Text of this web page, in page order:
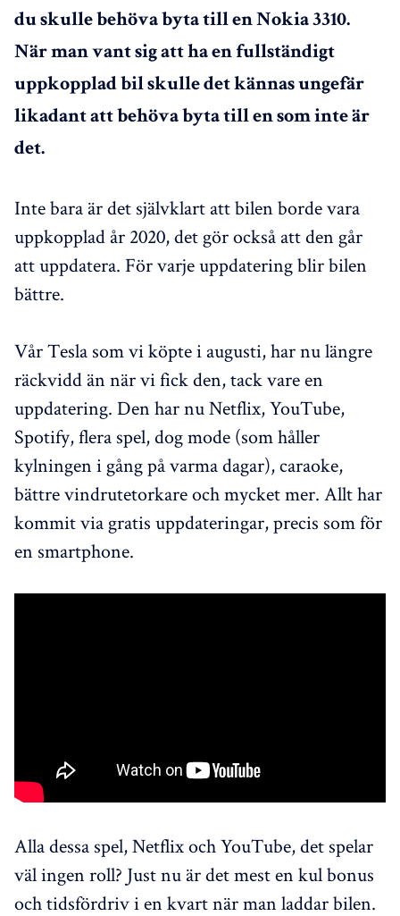
du skulle behöva byta till en Nokia 3310.
När man vant sig att ha en fullständigt
uppkopplad bil skulle det kännas ungefär
likadant att behöva byta till en som inte är
det.
Inte bara är det självklart att bilen borde vara
uppkopplad år 2020, det gör också att den går
att uppdatera. För varje uppdatering blir bilen
bättre.
Vår Tesla som vi köpte i augusti, har nu längre
räckvidd än när vi fick den, tack vare en
uppdatering. Den har nu Netflix, YouTube,
Spotify, flera spel, dog mode (som håller
kylningen i gång på varma dagar), caraoke,
bättre vindrutetorkare och mycket mer. Allt har
kommit via gratis uppdateringar, precis som för
en smartphone.
Alla dessa spel, Netflix och YouTube, det spelar
väl ingen roll? Just nu är det mest en kul bonus
och tidsfördriv i en kvart när man laddar bilen.